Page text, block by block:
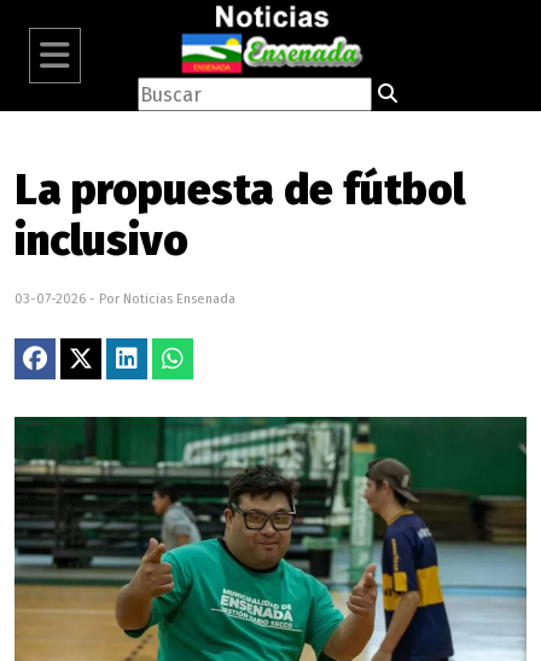
La propuesta de fútbol
inclusivo
03-07-2026 - Por Noticias Ensenada